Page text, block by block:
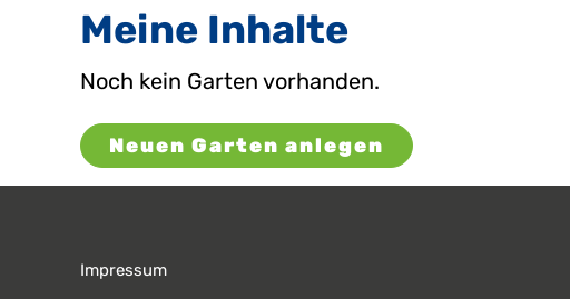
Meine Inhalte
Noch kein Garten vorhanden.
Neuen Garten anlegen
Impressum